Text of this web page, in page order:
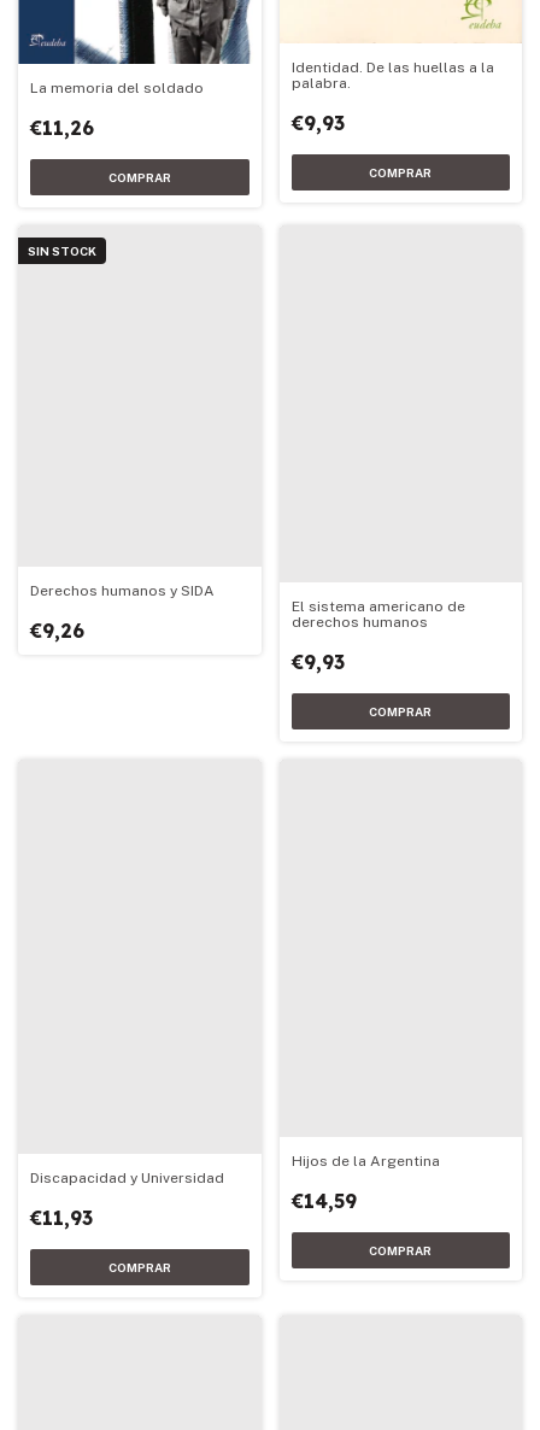
La memoria del soldado
€11,26
Identidad. De las huellas a la
palabra.
€9,93
SIN STOCK
Derechos humanos y SIDA
€9,26
El sistema americano de
derechos humanos
€9,93
Discapacidad y Universidad
€11,93
Hijos de la Argentina
€14,59